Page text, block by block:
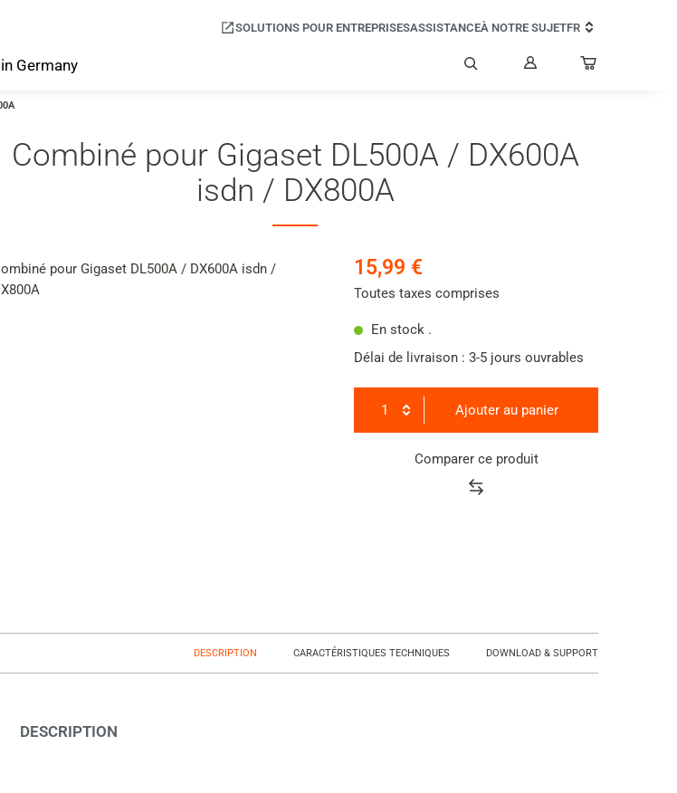
SOLUTIONS POUR ENTREPRISESASSISTANCEÀ NOTRE SUJETFR
in Germany
Combiné pour Gigaset DL500A / DX600A
isdn / DX800A
15,99 €
Toutes taxes comprises
En stock .
Délai de livraison : 3-5 jours ouvrables
1 Ajouter au panier
Comparer ce produit
pour Gigaset DL500A / DX600A isdn /
DESCRIPTION CARACTÉRISTIQUES TECHNIQUES DOWNLOAD & SUPPORT
DESCRIPTION